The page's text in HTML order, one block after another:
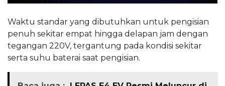
Waktu standar yang dibutuhkan untuk pengisian
penuh sekitar empat hingga delapan jam dengan
tegangan 220V, tergantung pada kondisi sekitar
serta suhu baterai saat pengisian.